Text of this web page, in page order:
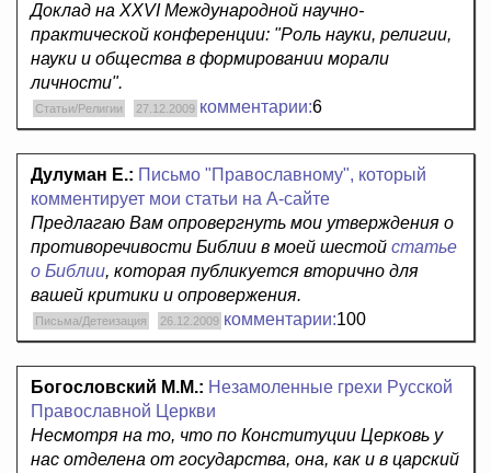
Доклад на XXVI Международной научно-
практической конференции: "Роль науки, религии,
науки и общества в формировании морали
личности".
Статьи/Религии 27.12.2009 комментарии:6
Дулуман Е.: Письмо "Православному", который
комментирует мои статьи на А-сайте
Предлагаю Вам опровергнуть мои утверждения о
противоречивости Библии в моей шестой статье
о Библии, которая публикуется вторично для
вашей критики и опровержения.
Письма/Детеизация 26.12.2009 комментарии:100
Богословский М.М.: Незамоленные грехи Русской
Православной Церкви
Несмотря на то, что по Конституции Церковь у
нас отделена от государства, она, как и в царский